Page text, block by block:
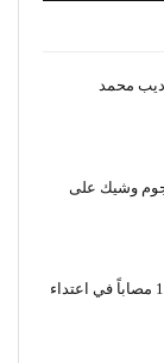
محمد
وشيك على
تحالف دعم الشرعية في اليمن: 11 مصاباً في اعتداء